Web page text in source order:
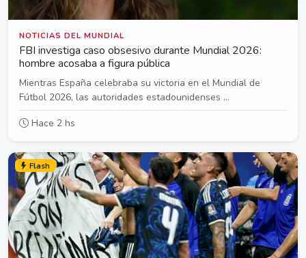
NOTICIAS DEL MUNDIAL
FBI investiga caso obsesivo durante Mundial 2026:
hombre acosaba a figura pública
Mientras España celebraba su victoria en el Mundial de
Fútbol 2026, las autoridades estadounidenses ...
Hace 2 hs
Flash